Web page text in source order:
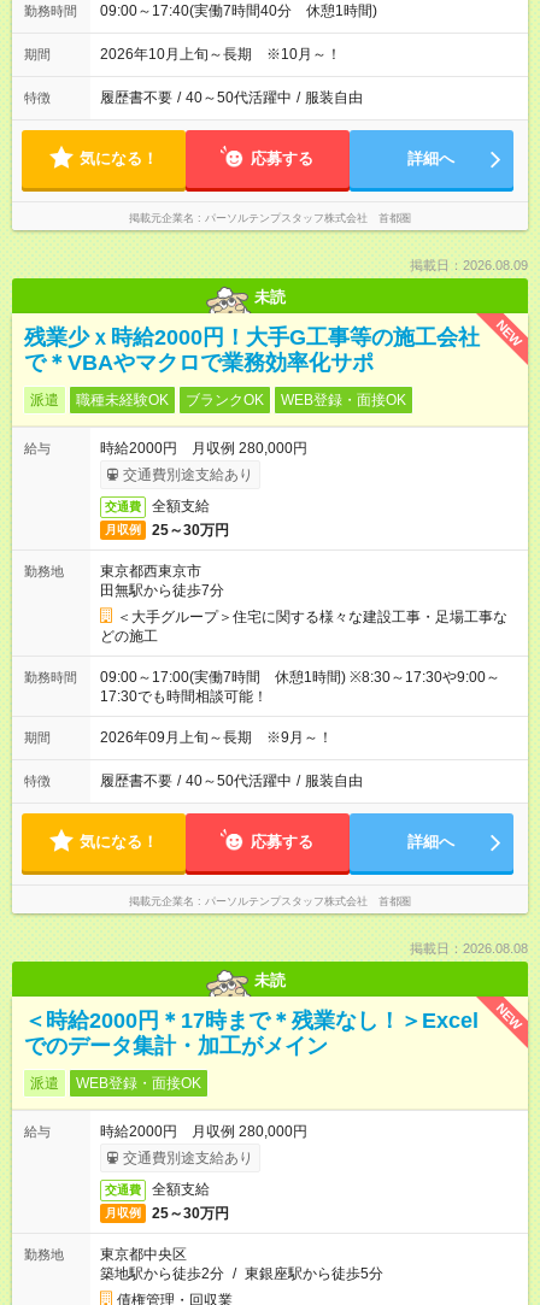
勤務時間 09:00～17:40(実働7時間40分 休憩1時間)
期間 2026年10月上旬～長期 ※10月～！
特徴 履歴書不要 / 40～50代活躍中 / 服装自由
気になる！ 応募する 詳細へ
掲載元企業名 パーソルテンプスタッフ株式会社 首都圏
掲載日：2026.08.09
未読
NEW
残業少ｘ時給2000円！大手G工事等の施工会社
で＊VBAやマクロで業務効率化サポ
派遣 職種未経験OK ブランクOK WEB登録・面接OK
給与
時給2000円 月収例 280,000円
交通費別途支給あり
交通費 全額支給
月収例 25～30万円
勤務地
東京都西東京市
田無駅から徒歩7分
＜大手グループ＞住宅に関する様々な建設工事・足場工事な
どの施工
勤務時間
09:00～17:00(実働7時間 休憩1時間) ※8:30～17:30や9:00～
17:30でも時間相談可能！
期間 2026年09月上旬～長期 ※9月～！
特徴 履歴書不要 / 40～50代活躍中 / 服装自由
気になる！ 応募する 詳細へ
掲載元企業名 パーソルテンプスタッフ株式会社 首都圏
掲載日：2026.08.08
未読
NEW
＜時給2000円＊17時まで＊残業なし！＞Excel
でのデータ集計・加工がメイン
派遣 WEB登録・面接OK
給与
時給2000円 月収例 280,000円
交通費別途支給あり
交通費 全額支給
月収例 25～30万円
勤務地
東京都中央区
築地駅から徒歩2分 / 東銀座駅から徒歩5分
債権管理・回収業